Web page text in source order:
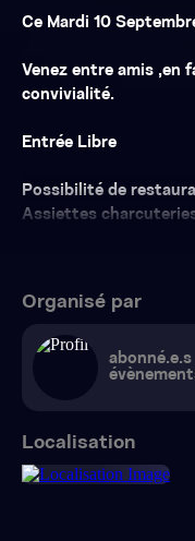
Ce Mardi 10
Venez entre amis ,en
convivialité.
Entrée Libre
Possibilité de
Assiettes
Organisé par
abonné.e.s
Localisation